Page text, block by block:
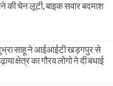
की चेन लूटी, बाइक सवार बदमाश
साहू ने आईआईटी खड़गपुर से
क्षेत्र का गौरव लोगो ने दी बधाई